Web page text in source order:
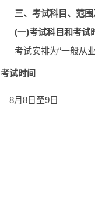
三、考试科目、范
(一)考试科目和考试
考试安排为“一般从
考试时间
8月8日至9日